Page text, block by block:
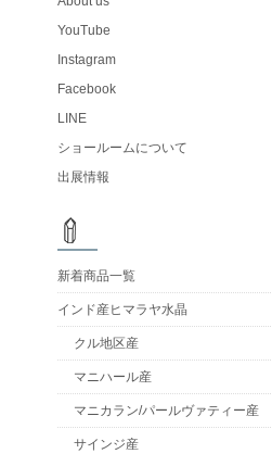
YouTube
Instagram
Facebook
LINE
ショールームについて
出展情報
新着商品一覧
インド産ヒマラヤ水晶
クル地区産
マニハール産
マニカラン/パールヴァティー産
サインジ産